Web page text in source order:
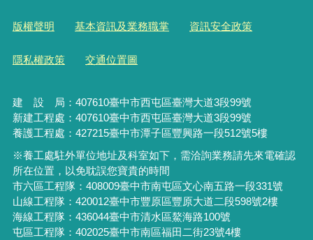
版權聲明 基本資訊及業務職掌 資訊安全政策
隱私權政策 交通位置圖
建 設 局： 407610臺中市西屯區臺灣大道3段99號
新建工程處：407610臺中市西屯區臺灣大道3段99號
養護工程處：427215臺中市潭子區豐興路一段512號5樓
※養工處駐外單位地址及科室如下，需洽詢業務請先來電確認
所在位置，以免耽誤您寶貴的時間
市六區工程隊：408009臺中市南屯區文心南五路一段331號
山線工程隊：420012臺中市豐原區豐原大道二段598號2樓
海線工程隊：436044臺中市清水區鰲海路100號
屯區工程隊：402025臺中市南區福田二街23號4樓